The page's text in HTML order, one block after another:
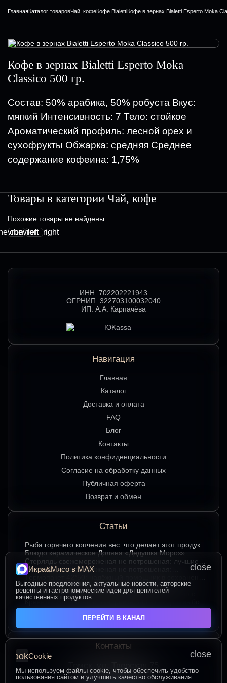
ГлавнаяКаталог товаровЧай, кофеКофе BialettiКофе в зернах Bialetti Esperto Moka
Кофе в зернах Bialetti Esperto Moka
Classico 500 гр.
Состав: 50% арабика, 50% робуста Вкус:
мягкий Интенсивность: 7 Тело: стойкое
Ароматический профиль: лесной орех и
сухофрукты Обжарка: средняя Среднее
содержание кофеина: 1,75%
Товары в категории Чай, кофе
Похожие товары не найдены.
chevron_right
ИНН: 702202221943
ОГРНИП: 322703100032040
ИП: А.А. Карпачёва
Навигация
Главная
Каталог
Доставка и оплата
FAQ
Блог
Контакты
Политика конфиденциальности
Согласие на обработку данных
Публичная оферта
Возврат и обмен
Статьи
Рыба горячего копчения вес: что делает этот продукт
любимым среди ценителей
Блюдо керамическое Доляна «Дедушка Мороз»:
изюминка праздничного стола в ярком красном цвете
Стерлядь свежемороженая не потрошеная: лучшие
гастрономические сочетания для насыщенного вкуса
Стерлядь свежемороженая не потрошеная:
особенности выбора и использования в кулинарии
Термопакет 42*50: надёжный помощник в сохранении
свежести и удобстве хранения
Икра зернистая осетровых рыб Exclusive 50 гр.:
секреты идеальных сочетаний для гурманов
Сыр творожный 400 гр. от Брюкке — нежный сыр с
большим гастрономическим потенциалом
Креветка Ваннамей в панировке 500 гр: гид по выбору
и вкусному приготовлению
ЧИТАТЬ ВСЕ СТАТЬИ
Контакты
Томск, ул. Тверская 75
ПОСТРОИТЬ МАРШРУТ
close
Икра&Мясо в МАХ
Выгодные предложения, актуальные новости, авторские
рецепты и гастрономические идеи для ценителей
качественных продуктов.
ПЕРЕЙТИ В КАНАЛ
close
cookieCookie
Мы используем файлы cookie, чтобы обеспечить удобство
пользования сайтом и улучшить качество обслуживания.